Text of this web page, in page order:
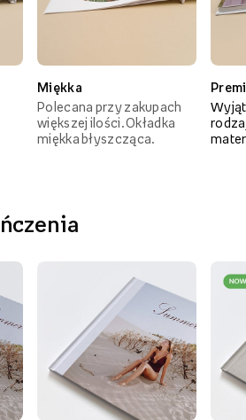
Miękka
Polecana przy zakupach
większej ilości. Okładka
miękka błyszcząca.